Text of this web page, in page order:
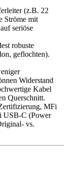
(z.B. 22
Ströme mit
seriöse
robuste
geflochten).
Widerstand
Kabel
Querschnitt.
MFi
USB-C (Power
vs.